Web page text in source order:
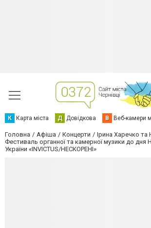
К Карта міста Д Довідкова В Веб-камери
Головна Афіша Концерти
Ірина Харечко та
Фестиваль органної та камерної музики до дня
України «INVICTUS/НЕСКОРЕНІ»